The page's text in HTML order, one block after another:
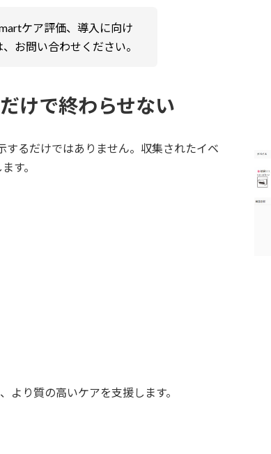
ケア評価、導入に向け
お問い合わせください。
けで終わらせない
るだけではありません。収集されたイベ
す。
より質の高いケアを支援します。